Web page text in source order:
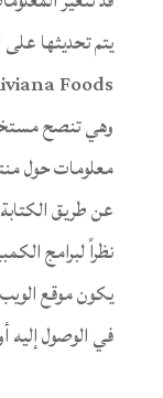
يتم تحديثها
وهي تنصح
عن طريق
نظراً لبرامج
يكون موقع
في الوصول إليه